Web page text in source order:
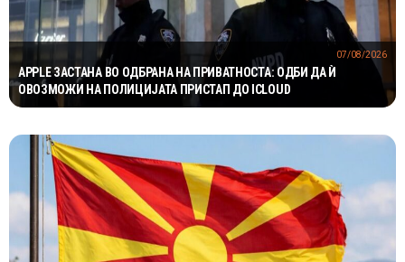
APPLE ЗАСТАНА ВО ОДБРАНА НА ПРИВАТНОСТА: ОДБИ ДА Ѝ
ОВОЗМОЖИ НА ПОЛИЦИЈАТА ПРИСТАП ДО ICLOUD
07/08/2026